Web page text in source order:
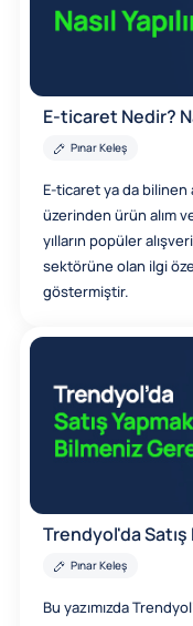
E-ticaret Nedir?
Pınar Keleş
E-ticaret ya da
üzerinden ürün alım
yılların popüler
sektörüne olan ilgi
göstermiştir.
Trendyol'da Satış
Pınar Keleş
Bu yazımızda